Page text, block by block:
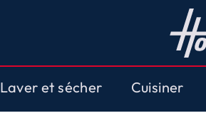
Laver et sécher Cuisiner